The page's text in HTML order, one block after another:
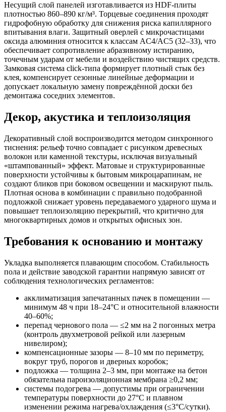
Несущий слой панелей изготавливается из HDF-плиты
плотностью 860–890 кг/м³. Торцевые соединения проходят
гидрофобную обработку для снижения риска капиллярного
впитывания влаги. Защитный оверлей с микрочастицами
оксида алюминия относится к классам AC4/AC5 (32–33), что
обеспечивает сопротивление абразивному истиранию,
точечным ударам от мебели и воздействию чистящих средств.
Замковая система click-типа формирует плотный стык без
клея, компенсирует сезонные линейные деформации и
допускает локальную замену повреждённой доски без
демонтажа соседних элементов.
Декор, акустика и теплоизоляция
Декоративный слой воспроизводится методом синхронного
тиснения: рельеф точно совпадает с рисунком древесных
волокон или каменной текстуры, исключая визуальный
«штампованный» эффект. Матовые и структурированные
поверхности устойчивы к бытовым микроцарапинам, не
создают бликов при боковом освещении и маскируют пыль.
Плотная основа в комбинации с правильно подобранной
подложкой снижает уровень передаваемого ударного шума и
повышает теплоизоляцию перекрытий, что критично для
многоквартирных домов и открытых офисных зон.
Требования к основанию и монтажу
Укладка выполняется плавающим способом. Стабильность
пола и действие заводской гарантии напрямую зависят от
соблюдения технологических регламентов:
акклиматизация запечатанных пачек в помещении —
минимум 48 ч при 18–24°C и относительной влажности
40–60%;
перепад чернового пола — ≤2 мм на 2 погонных метра
(контроль двухметровой рейкой или лазерным
нивелиром);
компенсационные зазоры — 8–10 мм по периметру,
вокруг труб, порогов и дверных коробок;
подложка — толщина 2–3 мм, при монтаже на бетон
обязательна пароизоляционная мембрана ≥0,2 мм;
системы подогрева — допустимы при ограничении
температуры поверхности до 27°C и плавном
изменении режима нагрева/охлаждения (≤3°C/сутки).